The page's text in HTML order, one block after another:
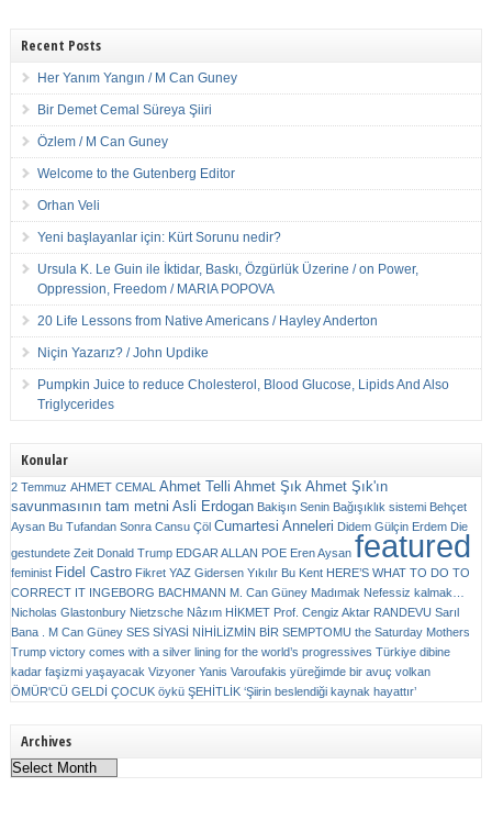
Recent Posts
Her Yanım Yangın / M Can Guney
Bir Demet Cemal Süreya Şiiri
Özlem / M Can Guney
Welcome to the Gutenberg Editor
Orhan Veli
Yeni başlayanlar için: Kürt Sorunu nedir?
Ursula K. Le Guin ile İktidar, Baskı, Özgürlük Üzerine / on Power,
Oppression, Freedom / MARIA POPOVA
20 Life Lessons from Native Americans / Hayley Anderton
Niçin Yazarız? / John Updike
Pumpkin Juice to reduce Cholesterol, Blood Glucose, Lipids And Also
Triglycerides
Konular
2 Temmuz AHMET CEMAL Ahmet Telli Ahmet Şık Ahmet Şık'ın
savunmasının tam metni Asli Erdogan Bakişın Senin Bağışıklık sistemi Behçet
Aysan Bu Tufandan Sonra Cansu Çöl Cumartesi Anneleri Didem Gülçin Erdem Die
gestundete Zeit Donald Trump EDGAR ALLAN POE Eren Aysan featured
feminist Fidel Castro Fikret YAZ Gidersen Yıkılır Bu Kent HERE’S WHAT TO DO TO
CORRECT IT INGEBORG BACHMANN M. Can Güney Madımak Nefessiz kalmak…
Nicholas Glastonbury Nietzsche Nâzım HİKMET Prof. Cengiz Aktar RANDEVU Sarıl
Bana . M Can Güney SES SİYASİ NİHİLİZMİN BİR SEMPTOMU the Saturday Mothers
Trump victory comes with a silver lining for the world’s progressives Türkiye dibine
kadar faşizmi yaşayacak Vizyoner Yanis Varoufakis yüreğimde bir avuç volkan
ÖMÜR'CÜ GELDİ ÇOCUK öykü ŞEHİTLİK ‘Şiirin beslendiği kaynak hayattır’
Archives
Archives